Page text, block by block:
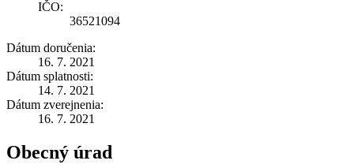
IČO:
36521094
Dátum doručenia:
16. 7. 2021
Dátum splatnosti:
14. 7. 2021
Dátum zverejnenia:
16. 7. 2021
Obecný úrad